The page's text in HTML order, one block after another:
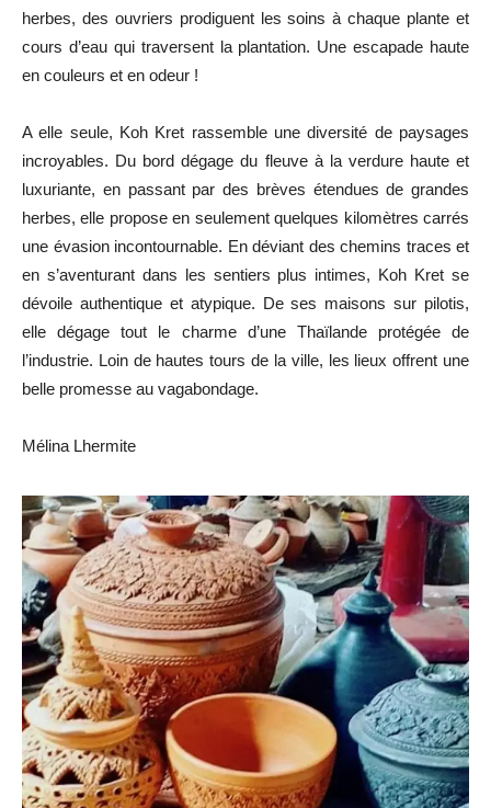
herbes, des ouvriers prodiguent les soins à chaque plante et
cours d’eau qui traversent la plantation. Une escapade haute
en couleurs et en odeur !
A elle seule, Koh Kret rassemble une diversité de paysages
incroyables. Du bord dégage du fleuve à la verdure haute et
luxuriante, en passant par des brèves étendues de grandes
herbes, elle propose en seulement quelques kilomètres carrés
une évasion incontournable. En déviant des chemins traces et
en s’aventurant dans les sentiers plus intimes, Koh Kret se
dévoile authentique et atypique. De ses maisons sur pilotis,
elle dégage tout le charme d’une Thaïlande protégée de
l’industrie. Loin de hautes tours de la ville, les lieux offrent une
belle promesse au vagabondage.
Mélina Lhermite